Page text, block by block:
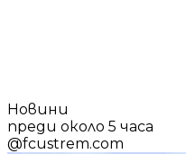
Новини
преди около 5 часа
@fcustrem.com